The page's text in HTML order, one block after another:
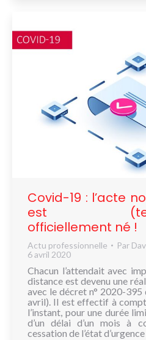
Covid-19 : l’acte
est
officiellement né !
Actu professionnelle Par
6 avril 2020
Chacun l’attendait avec
distance est devenu une
avec le décret n° 2020-
avril). Il est effectif à
l’instant, pour une durée
d’un délai d’un mois à
cessation de l’état